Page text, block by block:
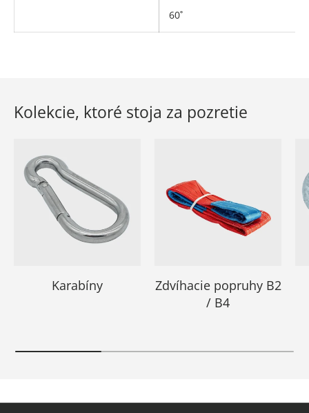
60˚
Kolekcie, ktoré stoja za pozretie
Karabíny
Zdvíhacie popruhy B2
/ B4